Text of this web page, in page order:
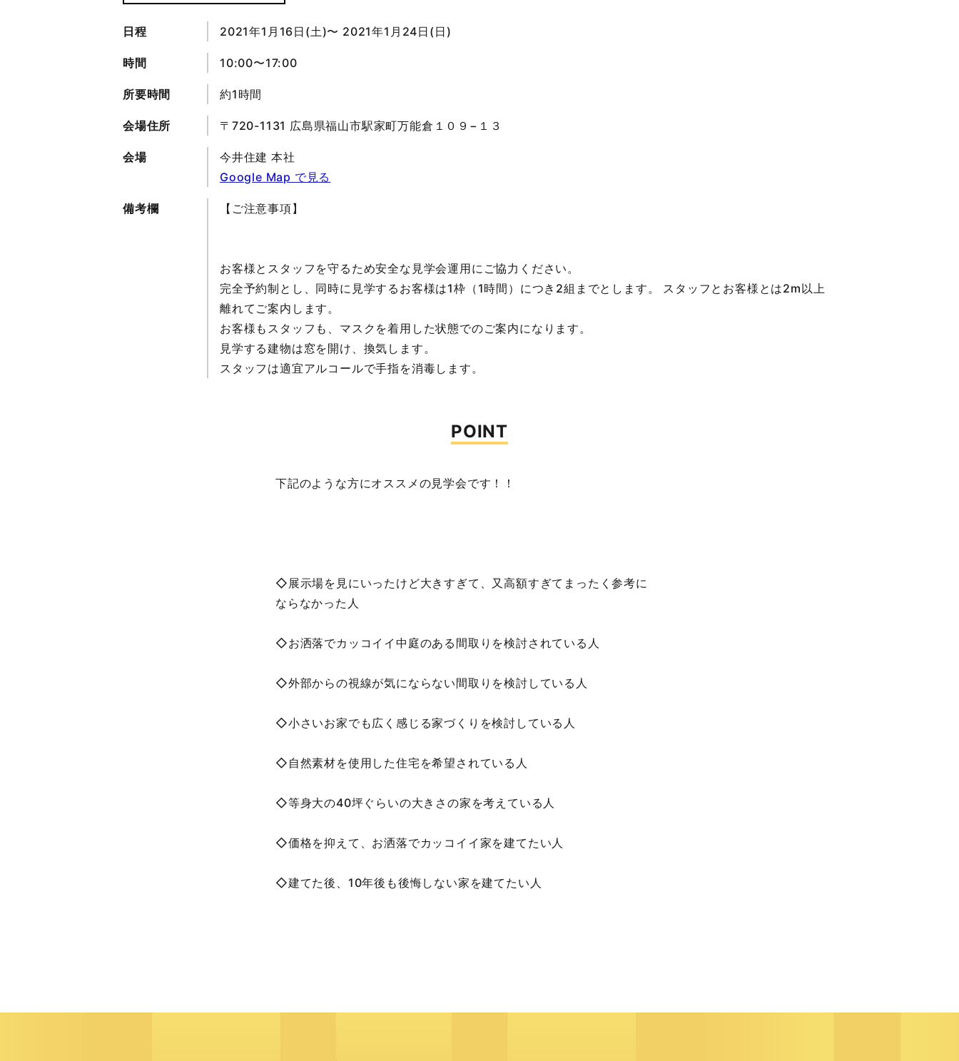
日程 2021年1月16日(土)〜 2021年1月24日(日)
時間 10:00〜17:00
所要時間 約1時間
会場住所 〒720-1131 広島県福山市駅家町万能倉１０９−１３
会場
今井住建 本社
Google Map で見る
備考欄 【ご注意事項】
お客様とスタッフを守るため安全な見学会運用にご協力ください。
完全予約制とし、同時に見学するお客様は1枠（1時間）につき2組までとします。 スタッフとお客様とは2m以上
離れてご案内します。
お客様もスタッフも、マスクを着用した状態でのご案内になります。
見学する建物は窓を開け、換気します。
スタッフは適宜アルコールで手指を消毒します。
POINT
下記のような方にオススメの見学会です！！
◇展示場を見にいったけど大きすぎて、又高額すぎてまったく参考に
ならなかった人
◇お洒落でカッコイイ中庭のある間取りを検討されている人
◇外部からの視線が気にならない間取りを検討している人
◇小さいお家でも広く感じる家づくりを検討している人
◇自然素材を使用した住宅を希望されている人
◇等身大の40坪ぐらいの大きさの家を考えている人
◇価格を抑えて、お洒落でカッコイイ家を建てたい人
◇建てた後、10年後も後悔しない家を建てたい人